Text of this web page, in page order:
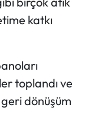
katkı
toplandı ve
geri dönüşüm